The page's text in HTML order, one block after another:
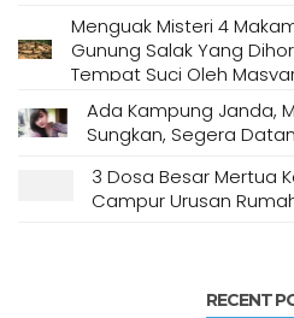
Menguak Misteri 4
Gunung Salak Yang
Tempat Suci Oleh
Ada Kampung Janda,
Sungkan, Segera
3 Dosa Besar Mertua
Campur Urusan
RECENT